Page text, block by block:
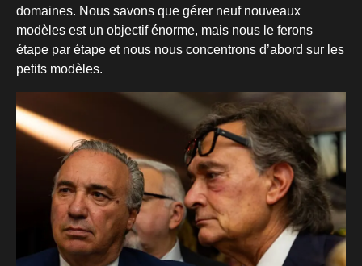
domaines. Nous savons que gérer neuf nouveaux
modèles est un objectif énorme, mais nous le ferons
étape par étape et nous nous concentrons d’abord sur les
petits modèles.